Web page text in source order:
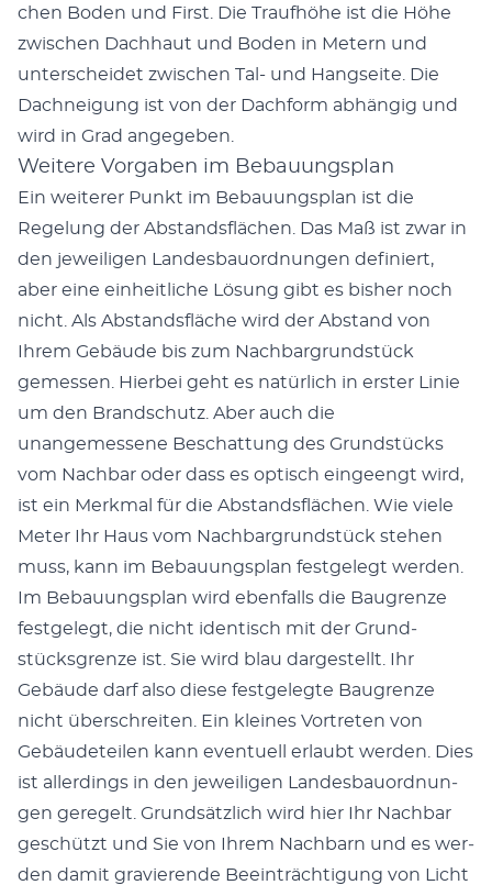
chen Boden und First. Die Traufhöhe ist die Höhe
zwis­chen Dachhaut und Boden in Metern und
unter­schei­det zwis­chen Tal- und Hang­seite. Die
Dachnei­gung ist von der Dachform abhängig und
wird in Grad angegeben.
Weitere Vorgaben im Bebauungsplan
Ein weit­er­er Punkt im Bebau­ungs­plan ist die
Regelung der Abstands­flächen. Das Maß ist zwar in
den jew­eili­gen Lan­des­bauord­nun­gen definiert,
aber eine ein­heitliche Lösung gibt es bish­er noch
nicht. Als Abstands­fläche wird der Abstand von
Ihrem Gebäude bis zum Nach­bar­grund­stück
gemessen. Hier­bei geht es natür­lich in erster Lin­ie
um den Brand­schutz. Aber auch die
unangemessene Beschat­tung des Grund­stücks
vom Nach­bar oder dass es optisch eingeengt wird,
ist ein Merk­mal für die Abstands­flächen. Wie viele
Meter Ihr Haus vom Nach­bar­grund­stück ste­hen
muss, kann im Bebau­ungs­plan fest­gelegt wer­den.
Im Bebau­ungs­plan wird eben­falls die Bau­gren­ze
fest­gelegt, die nicht iden­tisch mit der Grund­
stücks­gren­ze ist. Sie wird blau dargestellt. Ihr
Gebäude darf also diese fest­gelegte Bau­gren­ze
nicht über­schre­it­en. Ein kleines Vortreten von
Gebäude­teilen kann eventuell erlaubt wer­den. Dies
ist allerd­ings in den jew­eili­gen Lan­des­bauord­nun­
gen geregelt. Grund­sät­zlich wird hier Ihr Nach­bar
geschützt und Sie von Ihrem Nach­barn und es wer­
den damit gravierende Beein­träch­ti­gung von Licht